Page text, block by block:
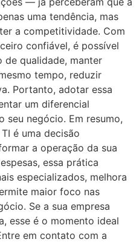
uma tendência, mas
a competitividade. Com
confiável, é possível
qualidade, manter
tempo, reduzir
Portanto, adotar essa
um diferencial
negócio. Em resumo,
é uma decisão
a operação da sua
essa prática
especializados, melhora
maior foco nas
Se a sua empresa
esse é o momento ideal
em contato com a